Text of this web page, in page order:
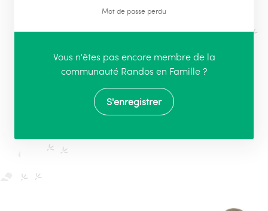
Mot de passe perdu
Vous n'êtes pas encore membre de la
communauté Randos en Famille ?
S'enregistrer